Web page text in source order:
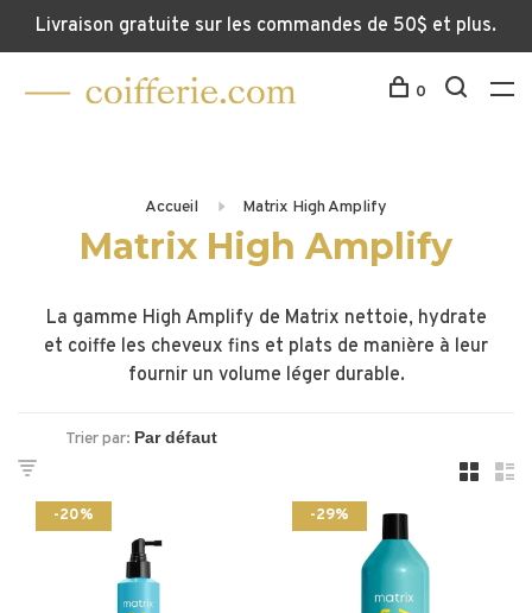
Livraison gratuite sur les commandes de 50$ et plus.
0
Accueil Matrix High Amplify
Matrix High Amplify
La gamme High Amplify de Matrix nettoie, hydrate
et coiffe les cheveux fins et plats de manière à leur
fournir un volume léger durable.
Trier par:
-20% -29%